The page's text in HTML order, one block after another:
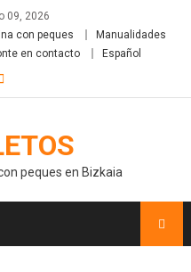
09, 2026
con peques
Manualidades
en contacto Español
peques en Bizkaia